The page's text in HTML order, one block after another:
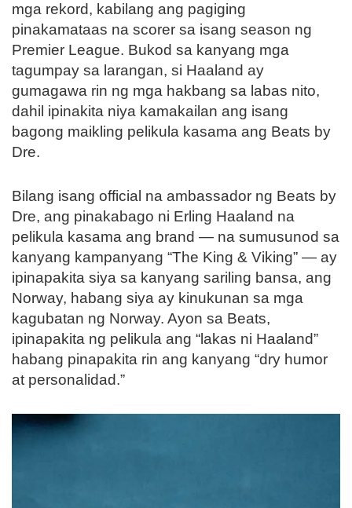
mga rekord, kabilang ang pagiging
pinakamataas na scorer sa isang season ng
Premier League. Bukod sa kanyang mga
tagumpay sa larangan, si Haaland ay
gumagawa rin ng mga hakbang sa labas nito,
dahil ipinakita niya kamakailan ang isang
bagong maikling pelikula kasama ang Beats by
Dre.
Bilang isang official na ambassador ng Beats by
Dre, ang pinakabago ni Erling Haaland na
pelikula kasama ang brand — na sumusunod sa
kanyang kampanyang “The King & Viking” — ay
ipinapakita siya sa kanyang sariling bansa, ang
Norway, habang siya ay kinukunan sa mga
kagubatan ng Norway. Ayon sa Beats,
ipinapakita ng pelikula ang “lakas ni Haaland”
habang pinapakita rin ang kanyang “dry humor
at personalidad.”